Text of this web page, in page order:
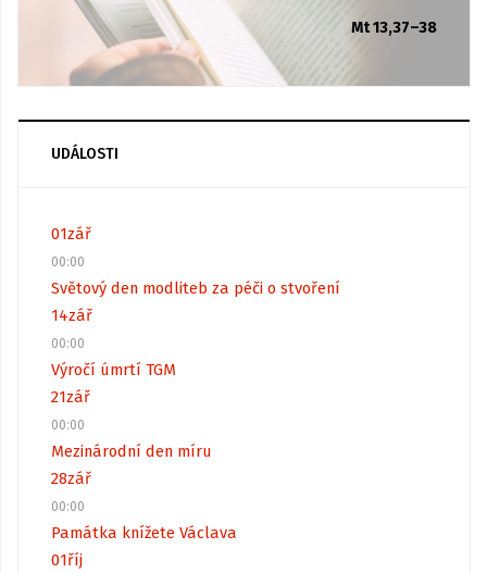
Mt 13,37–38
UDÁLOSTI
01zář
00:00
Světový den modliteb za péči o stvoření
14zář
00:00
Výročí úmrtí TGM
21zář
00:00
Mezinárodní den míru
28zář
00:00
Památka knížete Václava
01říj